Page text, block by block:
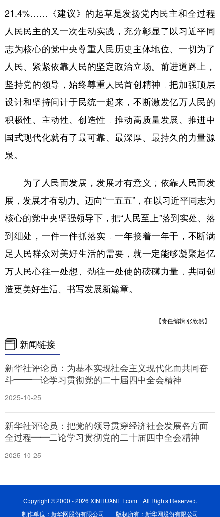
21.4%……《建议》的起草是发扬党内民主和全过程
人民民主的又一次生动实践，充分彰显了以习近平同
志为核心的党中央尊重人民历史主体地位、一切为了
人民、紧紧依靠人民的坚定政治立场。前进道路上，
坚持党的领导，始终尊重人民首创精神，把加强顶层
设计和坚持问计于民统一起来，不断激发亿万人民的
积极性、主动性、创造性，推动高质量发展、推进中
国式现代化就有了最可靠、最深厚、最持久的力量源
泉。
为了人民而发展，发展才有意义；依靠人民而发
展，发展才有动力。迈向“十五五”，在以习近平同志为
核心的党中央坚强领导下，把“人民至上”落到实处、落
到细处，一件一件抓落实，一年接着一年干，不断满
足人民群众对美好生活的需要，就一定能够凝聚起亿
万人民心往一处想、劲往一处使的磅礴力量，共同创
造更美好生活、书写发展新篇章。
【责任编辑:张欣然】
新闻链接
新华社评论员：为基本实现社会主义现代化而共同奋
斗——一论学习贯彻党的二十届四中全会精神
2025-10-25
新华社评论员：把党的领导贯穿经济社会发展各方面
全过程——二论学习贯彻党的二十届四中全会精神
2025-10-25
Copyright © 2000 - 2026 XINHUANET.com All Rights Reserved.
制作单位：新华网股份有限公司 版权所有：新华网股份有限公司